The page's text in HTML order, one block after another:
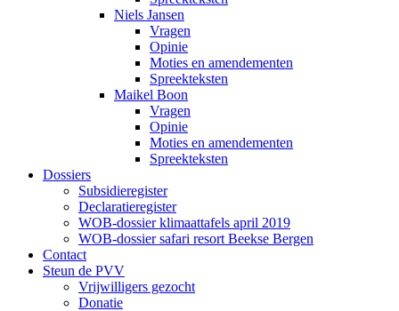
Niels Jansen
Vragen
Opinie
Moties en amendementen
Spreekteksten
Maikel Boon
Vragen
Opinie
Moties en amendementen
Spreekteksten
Dossiers
Subsidieregister
Declaratieregister
WOB-dossier klimaattafels april 2019
WOB-dossier safari resort Beekse Bergen
Contact
Steun de PVV
Vrijwilligers gezocht
Donatie